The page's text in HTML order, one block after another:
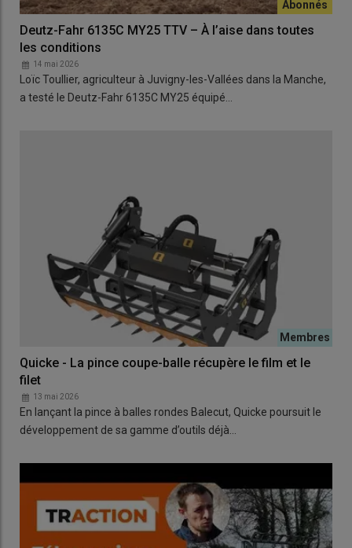
Deutz-Fahr 6135C MY25 TTV – À l’aise dans toutes
les conditions
14 mai 2026
Loïc Toullier, agriculteur à Juvigny-les-Vallées dans la Manche,
a testé le Deutz-Fahr 6135C MY25 équipé…
Quicke - La pince coupe-balle récupère le film et le
filet
13 mai 2026
En lançant la pince à balles rondes Balecut, Quicke poursuit le
développement de sa gamme d’outils déjà…